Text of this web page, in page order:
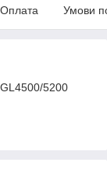
Оплата Умови
5200